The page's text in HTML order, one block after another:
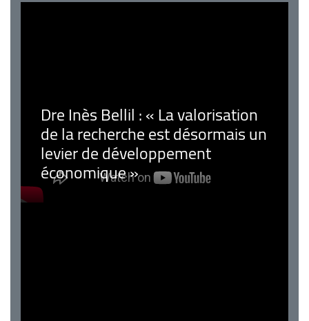
Dre Inès Bellil : « La valorisation
de la recherche est désormais un
levier de développement
économique »